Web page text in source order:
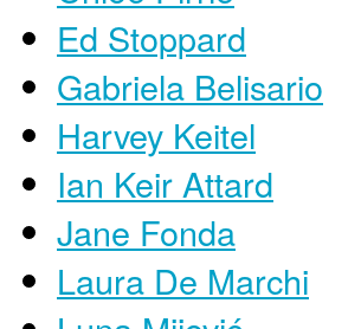
Ed Stoppard
Gabriela Belisario
Harvey Keitel
Ian Keir Attard
Jane Fonda
Laura De Marchi